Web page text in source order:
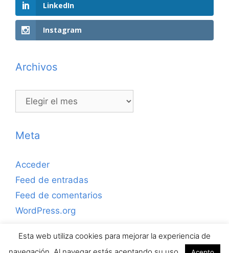
LinkedIn
Instagram
Archivos
Archivos
Meta
Acceder
Feed de entradas
Feed de comentarios
WordPress.org
Copyrihgt © 2026 ejerciciosdefutbolsala.com por José
Esta web utiliza cookies para mejorar la experiencia de